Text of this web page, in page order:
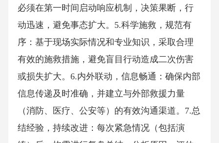
必须在第一时间启动响应机制，决策果断，行
动迅速，避免事态扩大。5.科学施救，规范有
序：基于现场实际情况和专业知识，采取合理
有效的施救措施，避免盲目行动造成二次伤害
或损失扩大。6.内外联动，信息畅通：确保内部
信息传递及时准确，并建立与外部救援力量
（消防、医疗、公安等）的有效沟通渠道。7.总
结经验，持续改进：每次紧急情况（包括演